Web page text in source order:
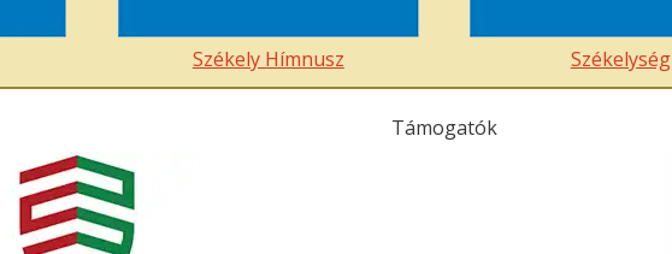
Székely Hímnusz Székelység
Támogatók